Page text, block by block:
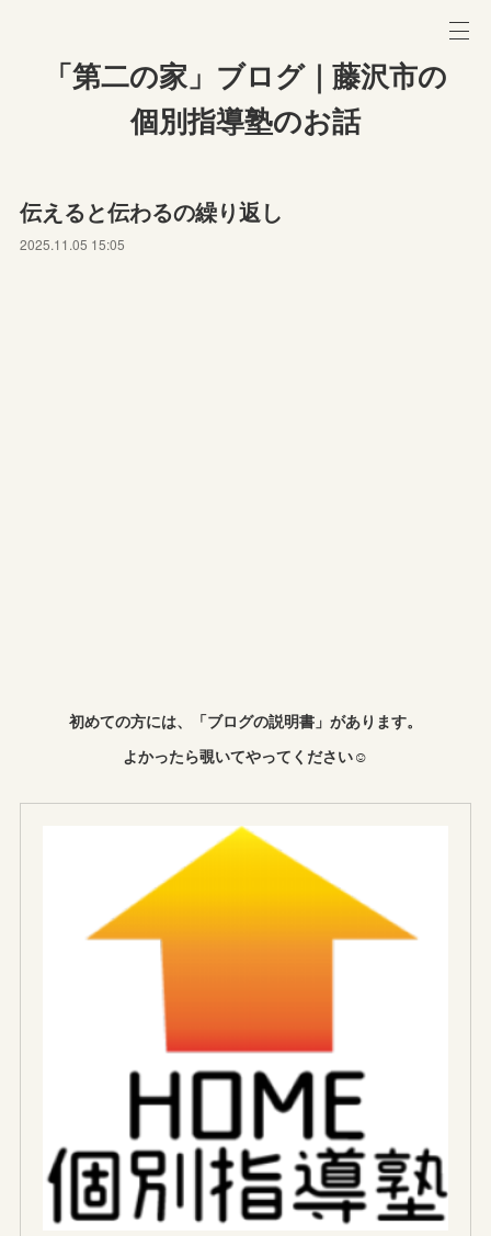
「第二の家」ブログ｜藤沢市の
個別指導塾のお話
伝えると伝わるの繰り返し
2025.11.05 15:05
初めての方には、「ブログの説明書」があります。
よかったら覗いてやってください☺︎